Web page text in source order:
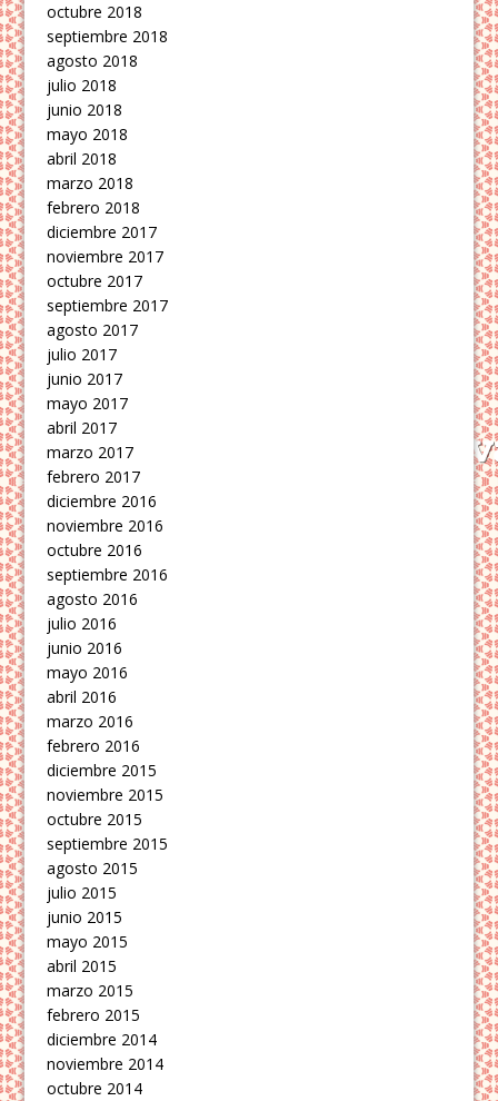
octubre 2018
septiembre 2018
agosto 2018
julio 2018
junio 2018
mayo 2018
abril 2018
marzo 2018
febrero 2018
diciembre 2017
noviembre 2017
octubre 2017
septiembre 2017
agosto 2017
julio 2017
junio 2017
mayo 2017
abril 2017
marzo 2017
febrero 2017
diciembre 2016
noviembre 2016
octubre 2016
septiembre 2016
agosto 2016
julio 2016
junio 2016
mayo 2016
abril 2016
marzo 2016
febrero 2016
diciembre 2015
noviembre 2015
octubre 2015
septiembre 2015
agosto 2015
julio 2015
junio 2015
mayo 2015
abril 2015
marzo 2015
febrero 2015
diciembre 2014
noviembre 2014
octubre 2014